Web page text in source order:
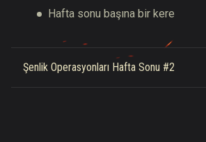
Hafta sonu başına bir kere
Şenlik Operasyonları Hafta Sonu #2